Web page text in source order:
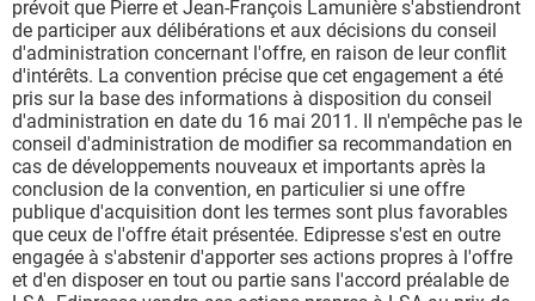
prévoit que Pierre et Jean-François Lamunière s'abstiendront
de participer aux délibérations et aux décisions du conseil
d'administration concernant l'offre, en raison de leur conflit
d'intérêts. La convention précise que cet engagement a été
pris sur la base des informations à disposition du conseil
d'administration en date du 16 mai 2011. Il n'empêche pas le
conseil d'administration de modifier sa recommandation en
cas de développements nouveaux et importants après la
conclusion de la convention, en particulier si une offre
publique d'acquisition dont les termes sont plus favorables
que ceux de l'offre était présentée. Edipresse s'est en outre
engagée à s'abstenir d'apporter ses actions propres à l'offre
et d'en disposer en tout ou partie sans l'accord préalable de